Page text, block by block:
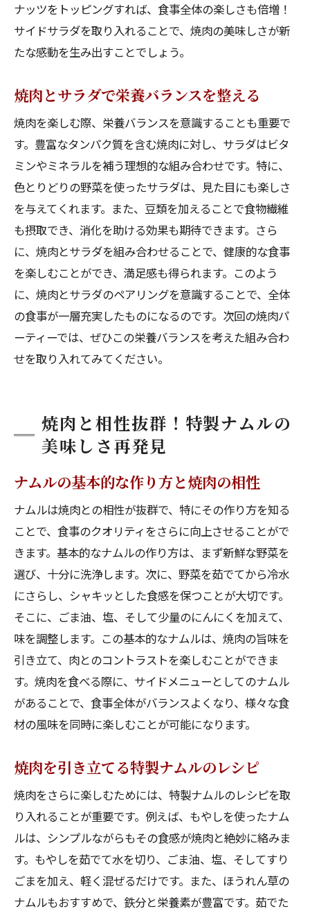
ナッツをトッピングすれば、食事全体の楽しさも倍増！
サイドサラダを取り入れることで、焼肉の美味しさが新
たな感動を生み出すことでしょう。
焼肉とサラダで栄養バランスを整える
焼肉を楽しむ際、栄養バランスを意識することも重要で
す。豊富なタンパク質を含む焼肉に対し、サラダはビタ
ミンやミネラルを補う理想的な組み合わせです。特に、
色とりどりの野菜を使ったサラダは、見た目にも楽しさ
を与えてくれます。また、豆類を加えることで食物繊維
も摂取でき、消化を助ける効果も期待できます。さら
に、焼肉とサラダを組み合わせることで、健康的な食事
を楽しむことができ、満足感も得られます。このよう
に、焼肉とサラダのペアリングを意識することで、全体
の食事が一層充実したものになるのです。次回の焼肉パ
ーティーでは、ぜひこの栄養バランスを考えた組み合わ
せを取り入れてみてください。
焼肉と相性抜群！特製ナムルの
美味しさ再発見
ナムルの基本的な作り方と焼肉の相性
ナムルは焼肉との相性が抜群で、特にその作り方を知る
ことで、食事のクオリティをさらに向上させることがで
きます。基本的なナムルの作り方は、まず新鮮な野菜を
選び、十分に洗浄します。次に、野菜を茹でてから冷水
にさらし、シャキッとした食感を保つことが大切です。
そこに、ごま油、塩、そして少量のにんにくを加えて、
味を調整します。この基本的なナムルは、焼肉の旨味を
引き立て、肉とのコントラストを楽しむことができま
す。焼肉を食べる際に、サイドメニューとしてのナムル
があることで、食事全体がバランスよくなり、様々な食
材の風味を同時に楽しむことが可能になります。
焼肉を引き立てる特製ナムルのレシピ
焼肉をさらに楽しむためには、特製ナムルのレシピを取
り入れることが重要です。例えば、もやしを使ったナム
ルは、シンプルながらもその食感が焼肉と絶妙に絡みま
す。もやしを茹でて水を切り、ごま油、塩、そしてすり
ごまを加え、軽く混ぜるだけです。また、ほうれん草の
ナムルもおすすめで、鉄分と栄養素が豊富です。茹でた